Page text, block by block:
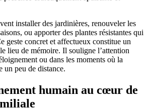
installer des jardinières, renouveler les
ou apporter des plantes résistantes qui
geste concret et affectueux constitue un
lieu de mémoire. Il souligne l’attention
ou dans les moments où la
un peu de distance.
humain au cœur de